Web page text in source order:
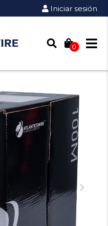
Iniciar sesión
0